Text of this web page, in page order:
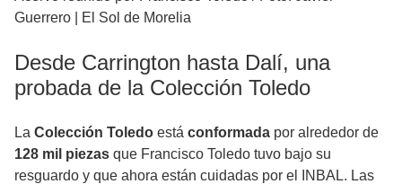
Guerrero | El Sol de Morelia
Desde Carrington hasta Dalí, una
probada de la Colección Toledo
La Colección Toledo está conformada por alrededor de
128 mil piezas que Francisco Toledo tuvo bajo su
resguardo y que ahora están cuidadas por el INBAL. Las